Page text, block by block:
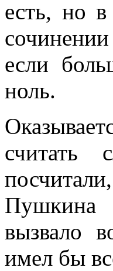
есть, но
если
ноль.
считать
Пушкина
вызвало
имел бы